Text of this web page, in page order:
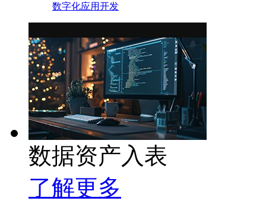
数字化应用开发
数据资产入表
了解更多